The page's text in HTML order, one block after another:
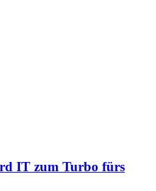
IT zum Turbo fürs